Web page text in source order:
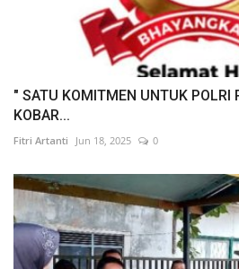
" SATU KOMITMEN UNTUK POLRI
KOBAR...
Fitri Artanti Jun 18, 2025 0